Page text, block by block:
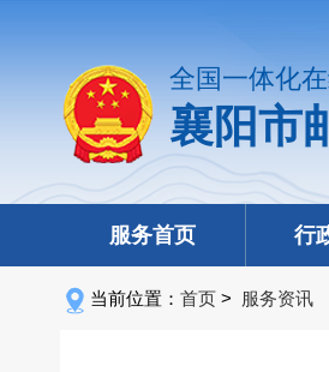
全国一体化
襄阳市
服务首页 行
当前位置： 首页 > 服务资讯